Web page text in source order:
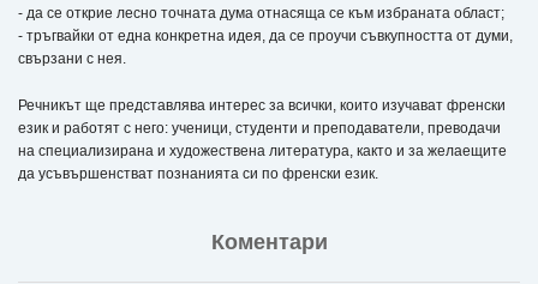
- да се открие лесно точната дума отнасяща се към избраната област;
- тръгвайки от една конкретна идея, да се проучи съвкупността от думи,
свързани с нея.
Речникът ще представлява интерес за всички, които изучават френски
език и работят с него: ученици, студенти и преподаватели, преводачи
на специализирана и художествена литература, както и за желаещите
да усъвършенстват познанията си по френски език.
Коментари